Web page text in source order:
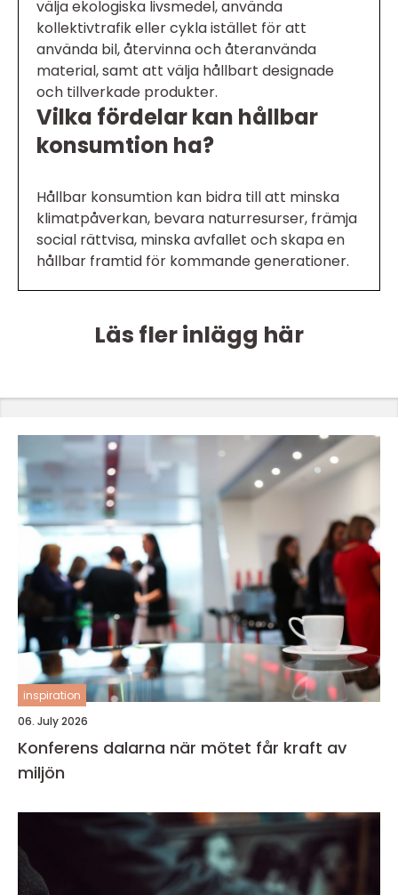
välja ekologiska livsmedel, använda
kollektivtrafik eller cykla istället för att
använda bil, återvinna och återanvända
material, samt att välja hållbart designade
och tillverkade produkter.
Vilka fördelar kan hållbar
konsumtion ha?
Hållbar konsumtion kan bidra till att minska
klimatpåverkan, bevara naturresurser, främja
social rättvisa, minska avfallet och skapa en
hållbar framtid för kommande generationer.
Läs fler inlägg här
inspiration
06. July 2026
Konferens dalarna när mötet får kraft av
miljön